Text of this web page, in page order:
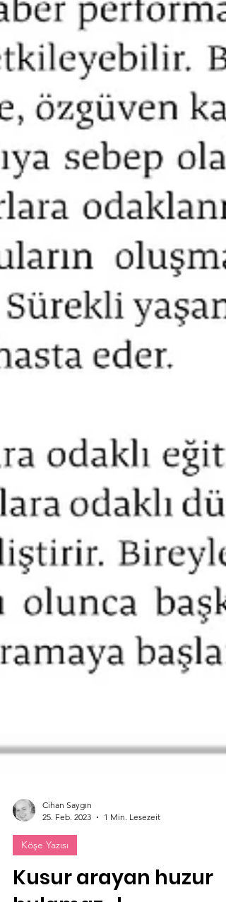
Cihan Saygın
25. Feb. 2023
Köşe Yazısı